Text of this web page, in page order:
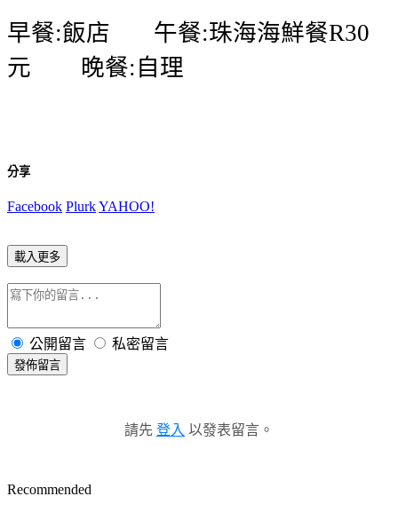
早餐:飯店 午餐:珠海海鮮餐R30
元 晚餐: 自理
分享
Facebook PlurkYAHOO!
載入更多
公開留言 私密留言
發佈留言
請先 登入 以發表留言。
Recommended